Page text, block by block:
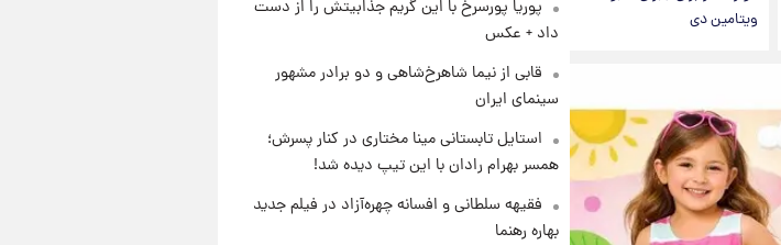
ویتامین دی
پوریا پورسرخ با این گریم جذابیتش را از دست
داد + عکس
قابی از نیما شاهرخ‌شاهی و دو برادر مشهور
سینمای ایران
استایل تابستانی مینا مختاری در کنار پسرش؛
همسر بهرام رادان با این تیپ دیده شد!
فقیهه سلطانی و افسانه چهره‌آزاد در فیلم جدید
بهاره رهنما